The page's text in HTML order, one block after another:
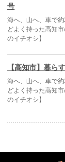
号
海へ、山へ、車で
どよく持った高知
のイチオシ】
【高知市】暮ら
海へ、山へ、車で
どよく持った高知
のイチオシ】